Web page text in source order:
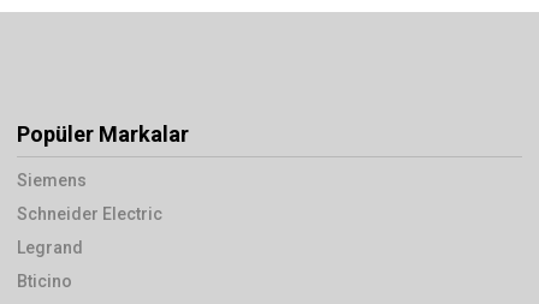
Popüler Markalar
Siemens
Schneider Electric
Legrand
Bticino